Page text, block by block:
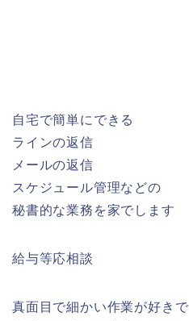
自宅で簡単にできる
ラインの返信
メールの返信
スケジュール管理などの
秘書的な業務を家でします
給与等応相談
真面目で細かい作業が好きで